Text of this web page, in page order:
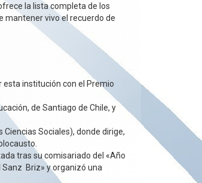
la lista completa de los
mantener vivo el recuerdo de
esta institución con el Premio
de Santiago de Chile, y
Sociales), donde dirige,
tras su comisariado del «Año
Sanz Briz» y organizó una